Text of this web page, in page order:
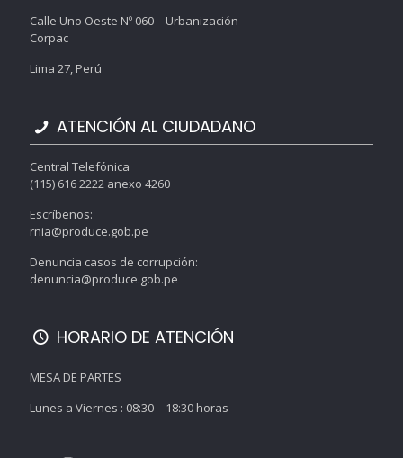
Calle Uno Oeste Nº 060 – Urbanización
Corpac
Lima 27, Perú
ATENCIÓN AL CIUDADANO
Central Telefónica
(115) 616 2222 anexo 4260
Escríbenos:
rnia@produce.gob.pe
Denuncia casos de corrupción:
denuncia@produce.gob.pe
HORARIO DE ATENCIÓN
MESA DE PARTES
Lunes a Viernes : 08:30 – 18:30 horas